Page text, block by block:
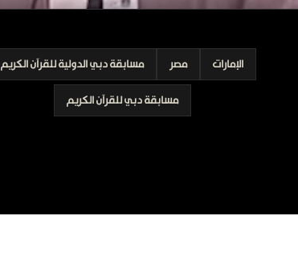
الإمارات مصر مسابقة دبي الدولية للقرآن الكريم
مسابقة دبي للقرآن الكريم